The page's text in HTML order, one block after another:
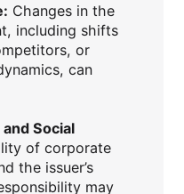
Changes in the
including shifts
or
can
Social
of corporate
the issuer’s
may